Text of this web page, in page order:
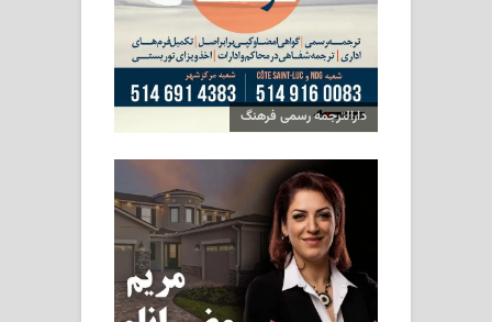
دارالترجمه رسمی فرهنگ